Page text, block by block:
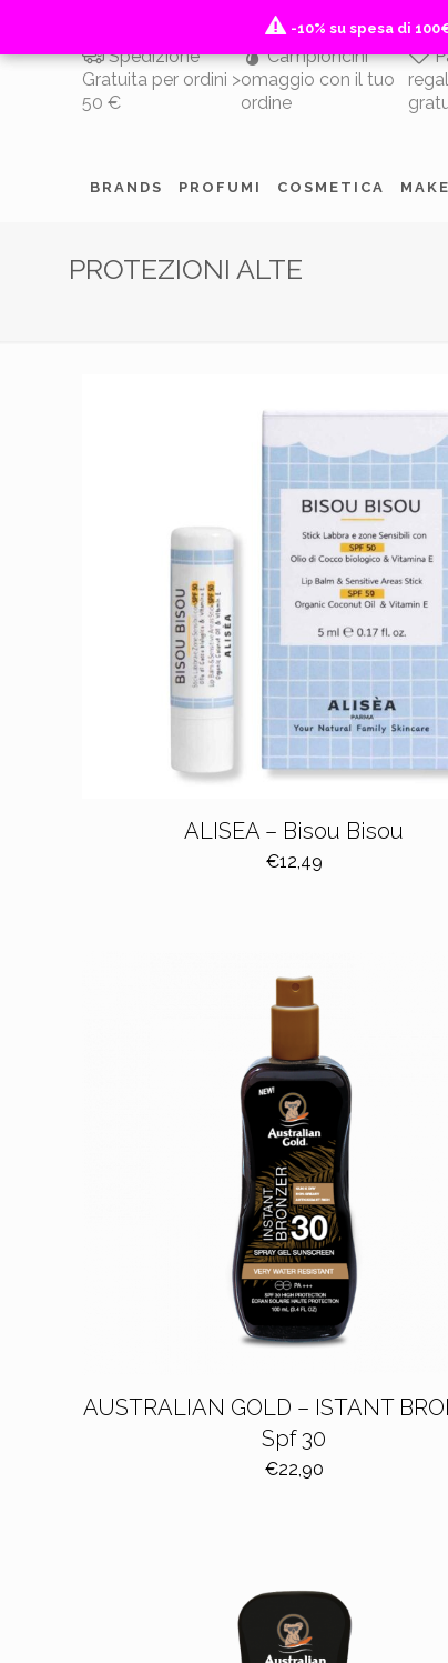
Spedizione
Gratuita per ordini >
50 €
Campioncini
omaggio con il tuo
ordine
BRANDS PROFUMI COSMETICA
PROTEZIONI ALTE
ALISEA – Bisou Bisou
€12,49
AUSTRALIAN GOLD – ISTANT
Spf 30
€22,90
-10% su spesa di
-10% su spesa di